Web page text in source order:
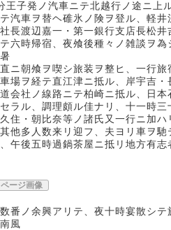
子発ノ汽車ニテ北越行ノ途ニ上
汽車ヲ替ヘ碓氷ノ険ヲ登ル、軽
長渡辺嘉一・第一銀行支店長松
六時帰宿、夜飧後種々ノ雑談ヲ為
ニ朝飧ヲ喫シ旅装ヲ整ヒ、一行
場ヲ経テ直江津ニ抵ル、岸宇吉
会社ノ線路ニテ柏崎ニ抵ル、日
ラル、調理頗ル佳ナリ、十一時
住・朝比奈等ノ諸氏又一行ニ加
他多人数来リ迎フ、夫ヨリ車ヲ
午後五時過鍋茶屋ニ抵リ地方有
ページ画像
番ノ余興アリテ、夜十時宴散シテ
風